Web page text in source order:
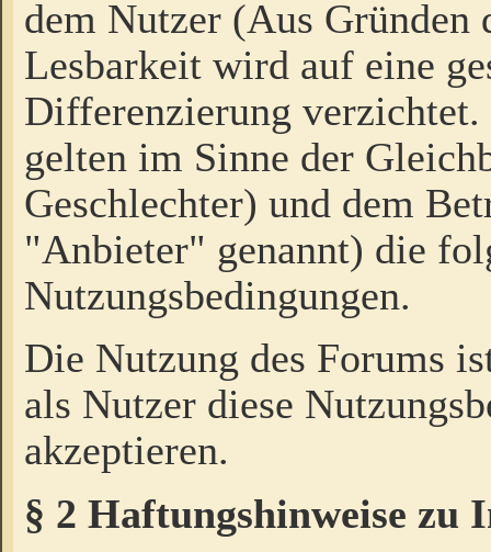
dem Nutzer (Aus Gründen
Lesbarkeit wird auf eine
Differenzierung
gelten im Sinne der
Geschlechter) und dem
"Anbieter" genannt) die
Nutzungsbedingungen.
Die Nutzung des Forums
als Nutzer diese
akzeptieren.
§ 2 Haftungshinweise zu